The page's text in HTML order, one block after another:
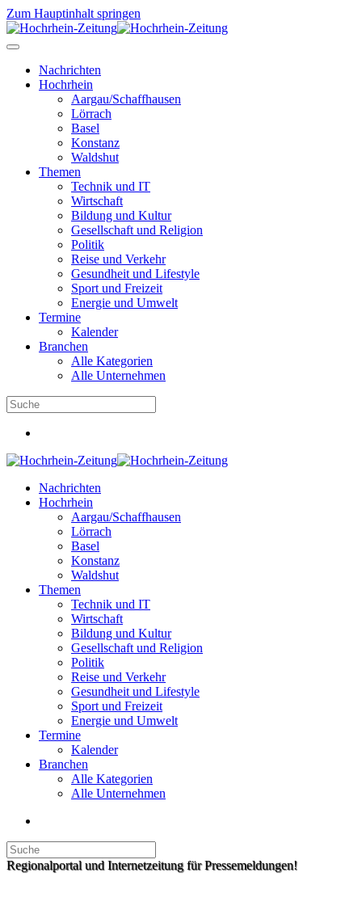
Zum Hauptinhalt springen
Nachrichten
Hochrhein
Aargau/Schaffhausen
Lörrach
Basel
Konstanz
Waldshut
Themen
Technik und IT
Wirtschaft
Bildung und Kultur
Gesellschaft und Religion
Politik
Reise und Verkehr
Gesundheit und Lifestyle
Sport und Freizeit
Energie und Umwelt
Termine
Kalender
Branchen
Alle Kategorien
Alle Unternehmen
Nachrichten
Hochrhein
Aargau/Schaffhausen
Lörrach
Basel
Konstanz
Waldshut
Themen
Technik und IT
Wirtschaft
Bildung und Kultur
Gesellschaft und Religion
Politik
Reise und Verkehr
Gesundheit und Lifestyle
Sport und Freizeit
Energie und Umwelt
Termine
Kalender
Branchen
Alle Kategorien
Alle Unternehmen
Regionalportal und Internetzeitung für Pressemeldungen!